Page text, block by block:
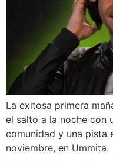
La exitosa primera
el salto a la noche con
comunidad y una pista
noviembre, en Ummita.